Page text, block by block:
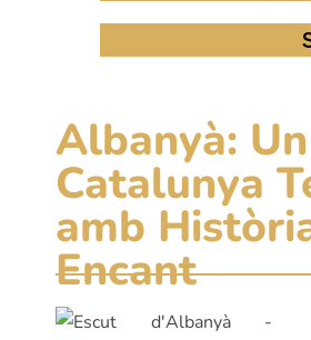
Albanyà:
Catalunya
amb
Encant